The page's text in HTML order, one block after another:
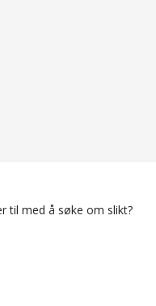
til med å søke om slikt?